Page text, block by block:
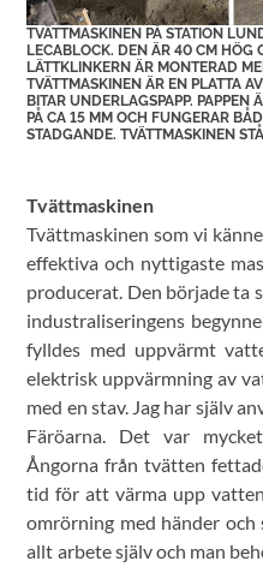
TVÄTTMASKINEN PÅ STATION
LECABLOCK. DEN ÄR 40 CM HÖG
LÄTTKLINKERN ÄR MONTERAD
TVÄTTMASKINEN ÄR EN PLATTA
BITAR UNDERLAGSPAPP.
PÅ CA 15 MM OCH FUNGERAR
STADGANDE. TVÄTTMASKINEN
Tvättmaskinen
Tvättmaskinen som vi
effektiva och nyttigaste
producerat. Den började ta
industraliseringens
fylldes med uppvärmt
elektrisk uppvärmning av
med en stav. Jag har själv
Färöarna. Det var
Ångorna från tvätten
tid för att värma upp
omrörning med händer och
allt arbete själv och man